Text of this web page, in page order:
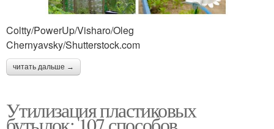
Coltty/PowerUp/Visharo/Oleg
Chernyavsky/Shutterstock.com
читать дальше →
Утилизация пластиковых